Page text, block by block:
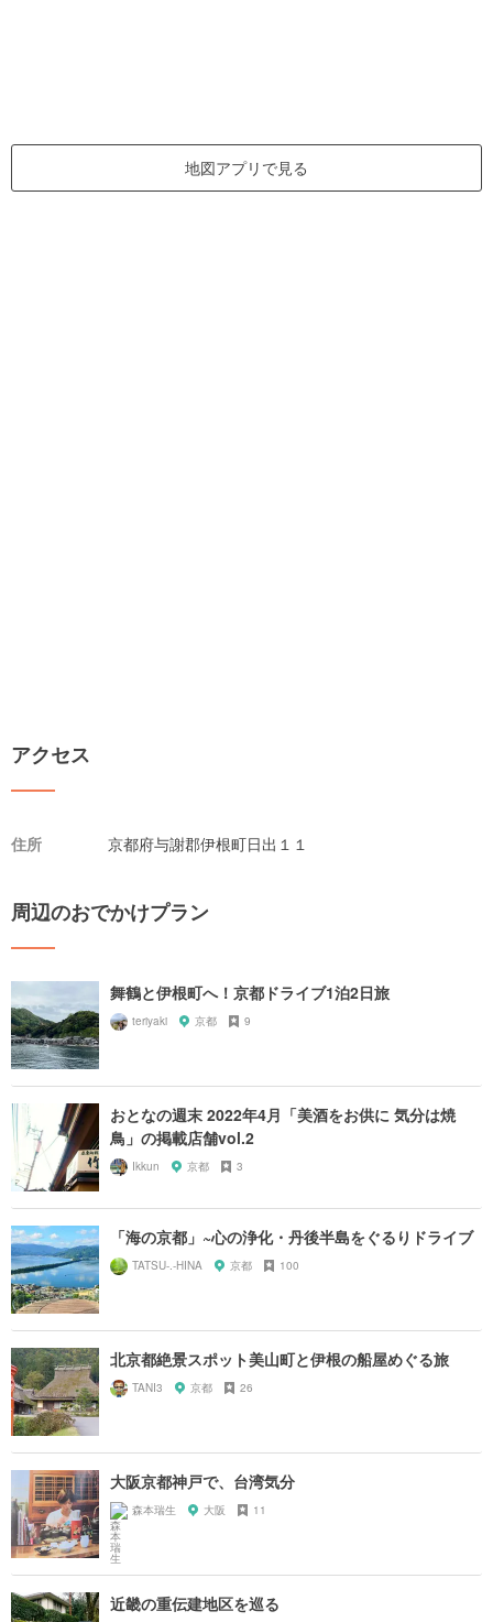
地図アプリで見る
アクセス
住所 京都府与謝郡伊根町日出１１
周辺のおでかけプラン
舞鶴と伊根町へ！京都ドライブ1泊2日旅
teriyaki 京都 9
おとなの週末 2022年4月「美酒をお供に 気分は焼
鳥」の掲載店舗vol.2
Ikkun 京都 3
「海の京都」~心の浄化・丹後半島をぐるりドライブ
TATSU-.-HINA 京都 100
北京都絶景スポット美山町と伊根の船屋めぐる旅
TANI3 京都 26
大阪京都神戸で、台湾気分
森本瑞生 大阪 11
近畿の重伝建地区を巡る